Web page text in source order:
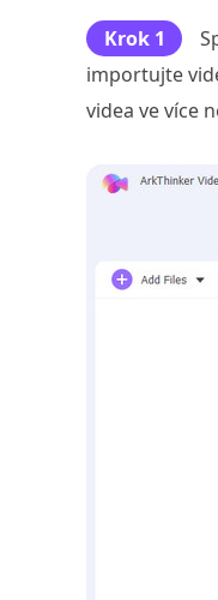
Krok 1
importujte
videa ve více